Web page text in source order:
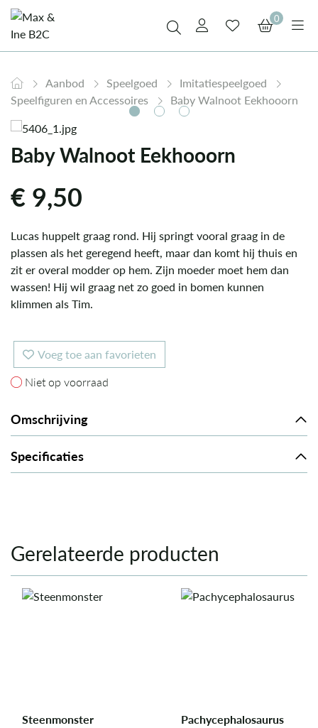
0
Aanbod Speelgoed
Imitatiespeelgoed
Speelfiguren en Accessoires
Baby Walnoot Eekhooorn
Baby Walnoot Eekhooorn
€9,50
Lucas huppelt graag rond. Hij springt vooral graag in de
plassen als het geregend heeft, maar dan komt hij thuis en
zit er overal modder op hem. Zijn moeder moet hem dan
wassen! Hij wil graag net zo goed in bomen kunnen
klimmen als Tim.
Voeg toe aan favorieten
Niet op voorraad
Niet op voorraad
Omschrijving
Specificaties
Gerelateerde producten
Steenmonster Pachycephalosaurus